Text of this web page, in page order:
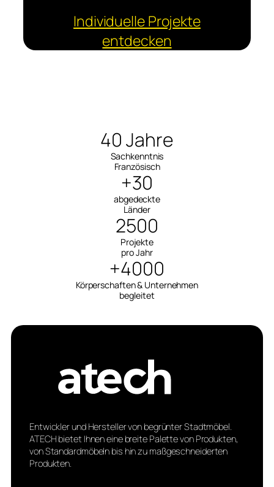
Individuelle Projekte
entdecken
40 Jahre
Sachkenntnis
Französisch
+30
abgedeckte
Länder
2500
Projekte
pro Jahr
+4000
Körperschaften & Unternehmen
begleitet
Entwickler und Hersteller von begrünter Stadtmöbel.
ATECH bietet Ihnen eine breite Palette von Produkten,
von Standardmöbeln bis hin zu maßgeschneiderten
Produkten.